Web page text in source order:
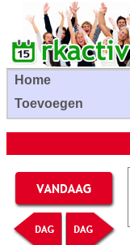
Home
Toevoegen